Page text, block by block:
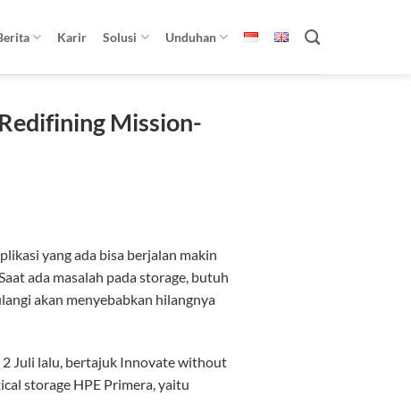
Karir Solusi Unduhan
Mission-
yang ada bisa berjalan makin
ada masalah pada storage, butuh
akan menyebabkan hilangnya
2 Juli lalu, bertajuk Innovate without
storage HPE Primera, yaitu